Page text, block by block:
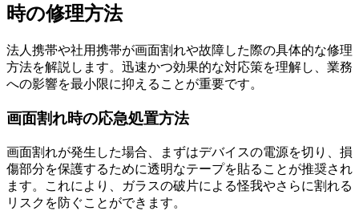
時の修理方法
法人携帯や社用携帯が画面割れや故障した際の具体的な修理
方法を解説します。迅速かつ効果的な対応策を理解し、業務
への影響を最小限に抑えることが重要です。
画面割れ時の応急処置方法
画面割れが発生した場合、まずはデバイスの電源を切り、損
傷部分を保護するために透明なテープを貼ることが推奨され
ます。これにより、ガラスの破片による怪我やさらに割れる
リスクを防ぐことができます。